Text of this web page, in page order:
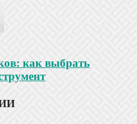
как выбрать